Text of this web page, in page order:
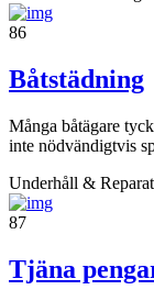
86
Båtstädning
Många båtägare
inte nödvändigtvis
Underhåll &
87
Tjäna